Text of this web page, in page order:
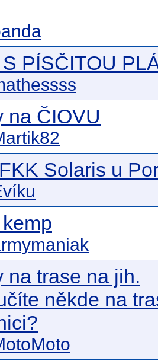
PÍSČITOU
na ČIOVU
Solaris u
na trase na jih.
někde na